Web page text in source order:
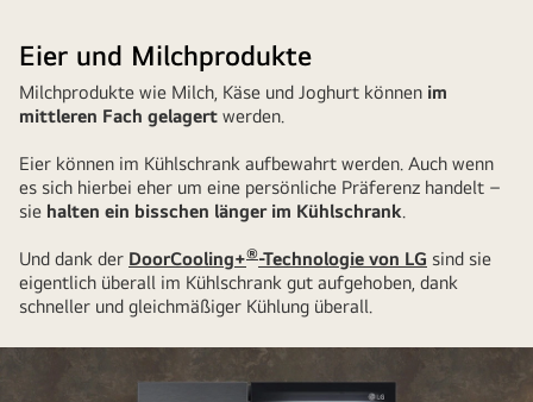
Eier und Milchprodukte
Milchprodukte wie Milch, Käse und Joghurt können im
mittleren Fach gelagert werden.
Eier können im Kühlschrank aufbewahrt werden. Auch wenn
es sich hierbei eher um eine persönliche Präferenz handelt –
sie halten ein bisschen länger im Kühlschrank.
Und dank der DoorCooling+®-Technologie von LG sind sie
eigentlich überall im Kühlschrank gut aufgehoben, dank
schneller und gleichmäßiger Kühlung überall.